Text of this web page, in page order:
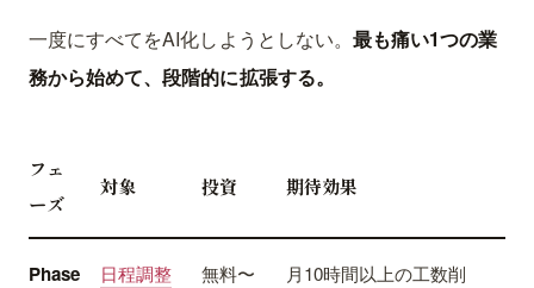
一度にすべてをAI化しようとしない。 最も痛い1つの業
務から始めて、段階的に拡張する。
フェ
ーズ
対象 投資 期待効果
Phase
日程調整
無料〜
月10時間以上の工数削